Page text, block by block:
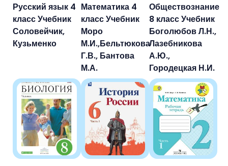
Русский язык 4
класс Учебник
Соловейчик,
Кузьменко
Математика 4
класс Учебник
Моро
М.И.,Бельтюкова
Г.В., Бантова
М.А.
Обществознание
8 класс Учебник
Боголюбов Л.Н.,
Лазебникова
А.Ю.,
Городецкая Н.И.